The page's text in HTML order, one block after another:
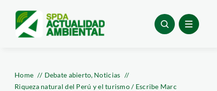
content
Home Debate abierto Noticias
Riqueza natural del Perú y el turismo / Escribe Marc